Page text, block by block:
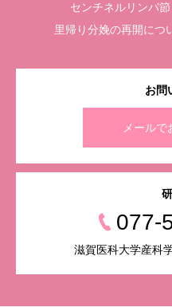
センチネルリンパ
里帰り分娩の再開につ
お問
メールで
077-
滋賀医科大学産科